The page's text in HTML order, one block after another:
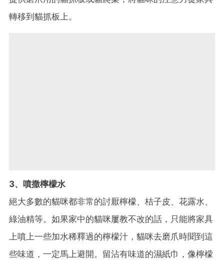
轉移到貓抓板上。
3、噴撒檸檬水
絕大多數的貓咪都非常的討厭檸檬、桔子皮、花露水、
綠油精等。如果家中的貓咪屢教不改的話，只能將家具
上噴上一些加水稀釋過的檸檬汁，貓咪去磨爪時聞到這
些味道，一定馬上避開。留沾有味道的濕紙巾，像檸檬